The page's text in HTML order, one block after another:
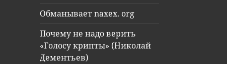
Обманывает naxex. org
Почему не надо верить
«Голосу крипты» (Николай
Дементьев)